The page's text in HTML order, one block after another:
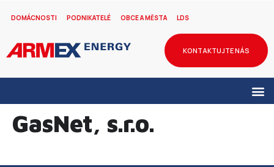
DOMÁCNOSTI PODNIKATELÉ OBCE A MĚSTA LDS
KONTAKTUJTE NÁS
GasNet, s.r.o.